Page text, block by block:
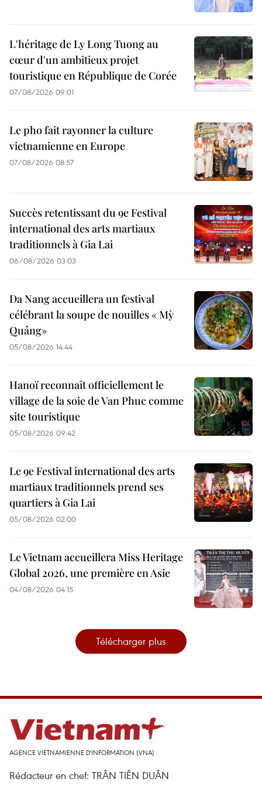
L'héritage de Ly Long Tuong au
cœur d'un ambitieux projet
touristique en République de Corée
07/08/2026 09:01
Le pho fait rayonner la culture
vietnamienne en Europe
07/08/2026 08:57
Succès retentissant du 9e Festival
international des arts martiaux
traditionnels à Gia Lai
06/08/2026 03:03
Da Nang accueillera un festival
célébrant la soupe de nouilles « Mỳ
Quảng»
05/08/2026 14:44
Hanoï reconnaît officiellement le
village de la soie de Van Phuc comme
site touristique
05/08/2026 09:42
Le 9e Festival international des arts
martiaux traditionnels prend ses
quartiers à Gia Lai
05/08/2026 02:00
Le Vietnam accueillera Miss Heritage
Global 2026, une première en Asie
04/08/2026 04:15
Télécharger plus
AGENCE VIETNAMIENNE D'INFORMATION (VNA)
Rédacteur en chef: TRÂN TIÊN DUÂN